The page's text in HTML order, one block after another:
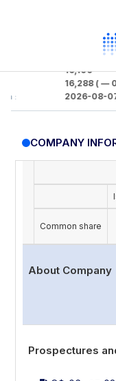
16,100
16,288( —
2026-08-07
COMPANY
Common share
About Company
Prospectures